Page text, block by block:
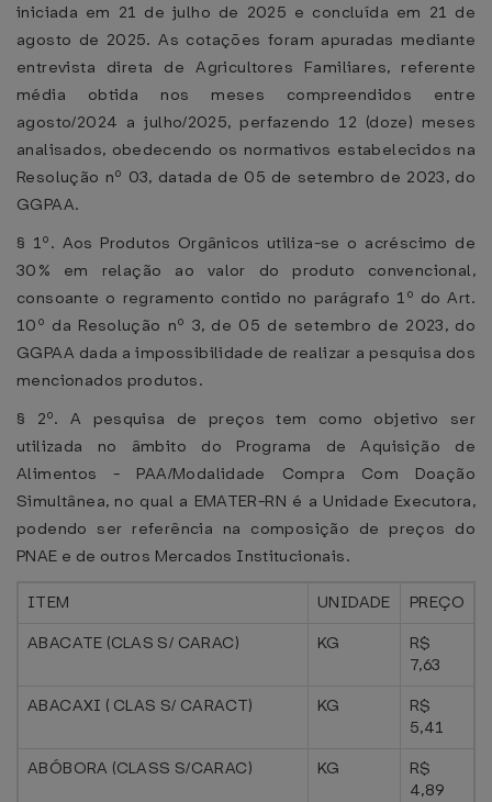
iniciada em 21 de julho de 2025 e concluída em 21 de
agosto de 2025. As cotações foram apuradas mediante
entrevista direta de Agricultores Familiares, referente
média obtida nos meses compreendidos entre
agosto/2024 a julho/2025, perfazendo 12 (doze) meses
analisados, obedecendo os normativos estabelecidos na
Resolução nº 03, datada de 05 de setembro de 2023, do
GGPAA.
§ 1º. Aos Produtos Orgânicos utiliza-se o acréscimo de
30% em relação ao valor do produto convencional,
consoante o regramento contido no parágrafo 1º do Art.
10º da Resolução nº 3, de 05 de setembro de 2023, do
GGPAA dada a impossibilidade de realizar a pesquisa dos
mencionados produtos.
§ 2º. A pesquisa de preços tem como objetivo ser
utilizada no âmbito do Programa de Aquisição de
Alimentos - PAA/Modalidade Compra Com Doação
Simultânea, no qual a EMATER-RN é a Unidade Executora,
podendo ser referência na composição de preços do
PNAE e de outros Mercados Institucionais.
ITEM UNIDADE
PREÇO
ABACATE (CLAS S/ CARAC)
KG
R$
7,63
ABACAXI ( CLAS S/ CARACT)
KG
R$
5,41
ABÓBORA (CLASS S/CARAC)
KG
R$
4,89